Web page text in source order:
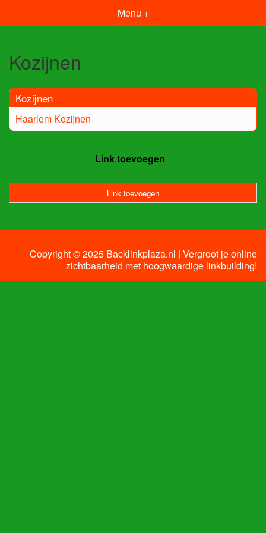
Menu +
Kozijnen
Kozijnen
Haarlem Kozijnen
Link toevoegen
Link toevoegen
Copyright © 2025 Backlinkplaza.nl | Vergroot je online
zichtbaarheid met hoogwaardige linkbuilding!